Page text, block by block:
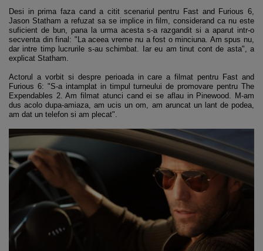
Desi in prima faza cand a citit scenariul pentru Fast and Furious 6,
Jason Statham a refuzat sa se implice in film, considerand ca nu este
suficient de bun, pana la urma acesta s-a razgandit si a aparut intr-o
secventa din final: "La aceea vreme nu a fost o minciuna. Am spus nu,
dar intre timp lucrurile s-au schimbat. Iar eu am tinut cont de asta", a
explicat Statham.
Actorul a vorbit si despre perioada in care a filmat pentru Fast and
Furious 6: "S-a intamplat in timpul turneului de promovare pentru The
Expendables 2. Am filmat atunci cand ei se aflau in Pinewood. M-am
dus acolo dupa-amiaza, am ucis un om, am aruncat un lant de podea,
am dat un telefon si am plecat".